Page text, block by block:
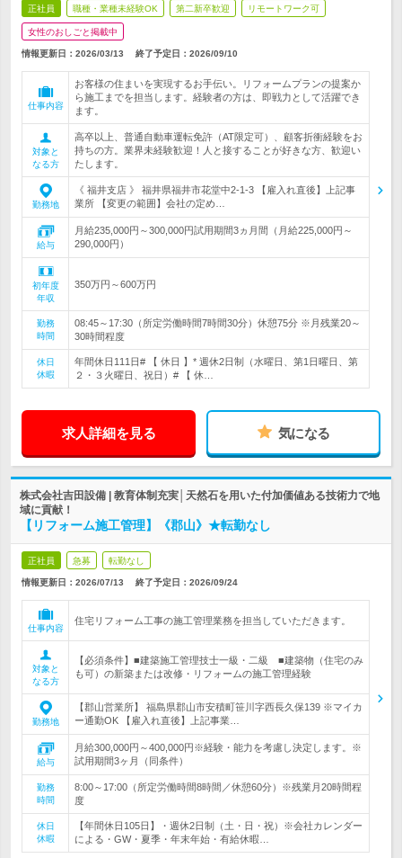
正社員 職種・業種未経験OK 第二新卒歓迎 リモートワーク可
女性のおしごと掲載中
情報更新日：2026/03/13 終了予定日： 2026/09/10
仕事内容
お客様の住まいを実現するお手伝い。リフォームプランの提案か
ら施工までを担当します。経験者の方は、即戦力として活躍でき
ます。
対象と
なる方
高卒以上、普通自動車運転免許（AT限定可）、顧客折衝経験をお
持ちの方。業界未経験歓迎！人と接することが好きな方、歓迎い
たします。
勤務地
《 福井支店 》 福井県福井市花堂中2-1-3 【雇入れ直後】上記事
業所 【変更の範囲】会社の定め…
給与
月給235,000円～300,000円試用期間3ヵ月間（月給225,000円～
290,000円）
初年度
年収
350万円～600万円
勤務
時間
08:45～17:30（所定労働時間7時間30分）休憩75分 ※月残業20～
30時間程度
休日
休暇
年間休日111日# 【 休日 】* 週休2日制（水曜日、第1日曜日、第
２・３火曜日、祝日）# 【 休…
求人詳細を見る 気になる
株式会社吉田設備 | 教育体制充実│天然石を用いた付加価値ある技術力で地
域に貢献！
【リフォーム施工管理】《郡山》★転勤なし
正社員 急募 転勤なし
情報更新日：2026/07/13 終了予定日： 2026/09/24
仕事内容
住宅リフォーム工事の施工管理業務を担当していただきます。
対象と
なる方
【必須条件】■建築施工管理技士一級・二級 ■建築物（住宅のみ
も可）の新築または改修・リフォームの施工管理経験
勤務地
【郡山営業所】 福島県郡山市安積町笹川字西長久保139 ※マイカ
ー通勤OK 【雇入れ直後】上記事業…
給与
月給300,000円～400,000円※経験・能力を考慮し決定します。※
試用期間3ヶ月（同条件）
勤務
時間
8:00～17:00（所定労働時間8時間／休憩60分）※残業月20時間程
度
休日
休暇
【年間休日105日】・週休2日制（土・日・祝）※会社カレンダー
による・GW・夏季・年末年始・有給休暇…